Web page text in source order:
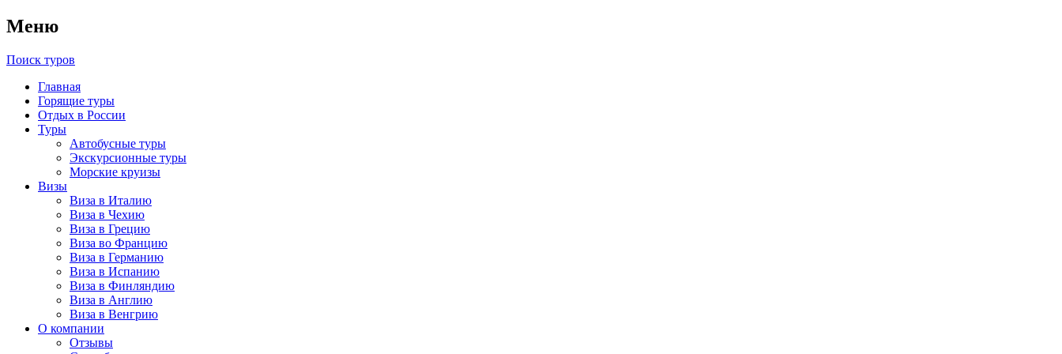
Меню
Поиск туров
Главная
Горящие туры
Отдых в России
Туры
Автобусные туры
Экскурсионные туры
Морские круизы
Визы
Виза в Италию
Виза в Чехию
Виза в Грецию
Виза во Францию
Виза в Германию
Виза в Испанию
Виза в Финляндию
Виза в Англию
Виза в Венгрию
О компании
Отзывы